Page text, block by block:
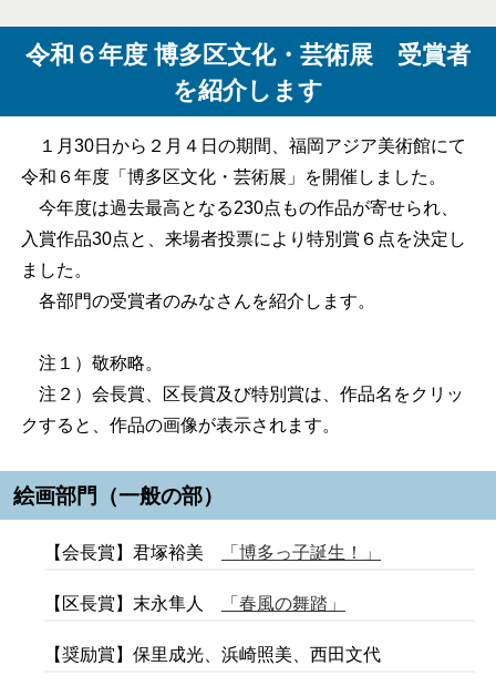
令和６年度 博多区文化・芸術展 受賞者
を紹介します
１月30日から２月４日の期間、福岡アジア美術館にて
令和６年度「博多区文化・芸術展」を開催しました。
今年度は過去最高となる230点もの作品が寄せられ、
入賞作品30点と、来場者投票により特別賞６点を決定し
ました。
各部門の受賞者のみなさんを紹介します。
注１）敬称略。
注２）会長賞、区長賞及び特別賞は、作品名をクリッ
クすると、作品の画像が表示されます。
絵画部門（一般の部）
【会長賞】君塚裕美 「博多っ子誕生！」
【区長賞】末永隼人 「春風の舞踏」
【奨励賞】保里成光、浜崎照美、西田文代